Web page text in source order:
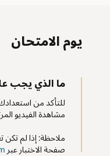
يوم الامتحان
ما الذي يجب
للتأكد من
مشاهدة الفيديو
ملاحظة: إذا لم تكن
صفحة الاختبار عبر